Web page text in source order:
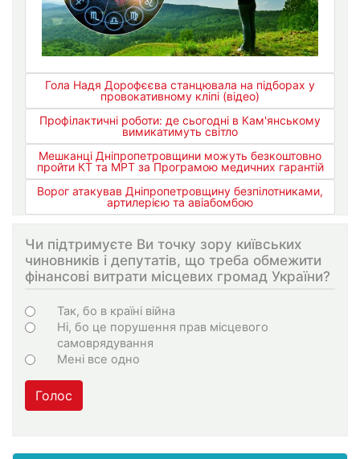
Гола Надя Дорофєєва станцювала на підборах у
провокативному кліпі (відео)
Профілактичні роботи: де сьогодні в Кам'янському
вимикатимуть світло
Мешканці Дніпропетровщини можуть безкоштовно
пройти КТ та МРТ за Програмою медичних гарантій
Ворог атакував Дніпропетровщину безпілотниками,
артилерією та авіабомбою
Чи підтримуєте Ви точку зору київських
чиновників і депутатів, що треба обмежити
фінансові витрати місцевих громад України?
Варіанти
Так, бо в країні війна
Ні, бо це порушення прав місцевого
самоврядування
Мені все одно
Голос